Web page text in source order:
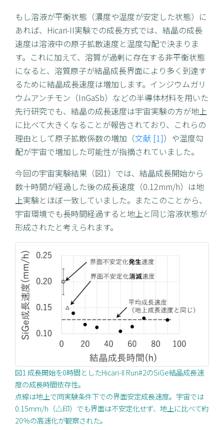
もし溶液が平衡状態（濃度や温度が安定した状態）に
あれば、Hicari-II実験での成長方式では、結晶の成長
速度は溶液中の原子拡散速度と温度勾配で決まりま
す。これに加えて、溶質が過剰に存在する非平衡状態
になると、溶質原子が結晶成長界面により多く到達す
るために結晶成長速度は増加します。インジウムガリ
ウムアンチモン（InGaSb）などの半導体材料を用いた
先行研究でも、結晶の成長速度は宇宙実験の方が地上
に比べて大きくなることが報告されており、これらの
理由として原子拡散係数の増加（文献 [1]）や温度勾
配が宇宙で増加した可能性が指摘されていました。
今回の宇宙実験結果（図1）では、結晶成長開始から
数十時間が経過した後の成長速度（0.12mm/h）は地
上実験とほぼ一致していました。またこのことから、
宇宙環境でも長時間経過すると地上と同じ溶液状態が
形成されたと考えられます。
図1 成長開始を0時間としたHicari-II Run#2のSiGe結晶成長速
度の成長時間依存性。
点線は地上で同実験条件下での界面安定成長速度。宇宙では
0.15mm/h（△印）でも界面は不安定化せず、地上に比べて約
20％の高速化が観察された。